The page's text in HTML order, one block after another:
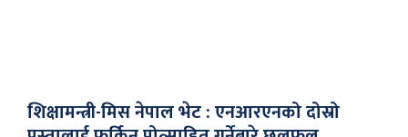
शिक्षामन्त्री-मिस नेपाल भेट : एनआरएनको दोस्रो